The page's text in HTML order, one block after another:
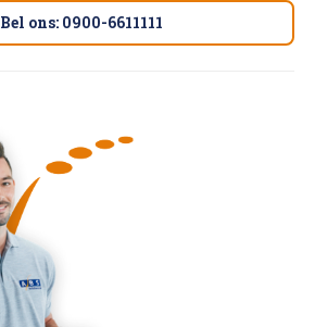
Bel ons: 0900-6611111